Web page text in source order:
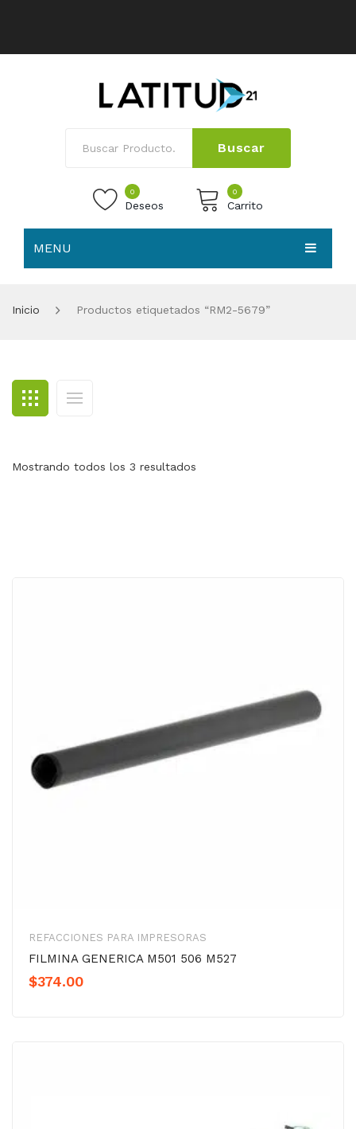
Buscar
0
Deseos
0
Carrito
MENU
BLOG
CONTACTO
Inicio Productos etiquetados “RM2-5679”
Mostrando todos los 3 resultados
REFACCIONES PARA IMPRESORAS
FILMINA GENERICA M501 506 M527
$374.00